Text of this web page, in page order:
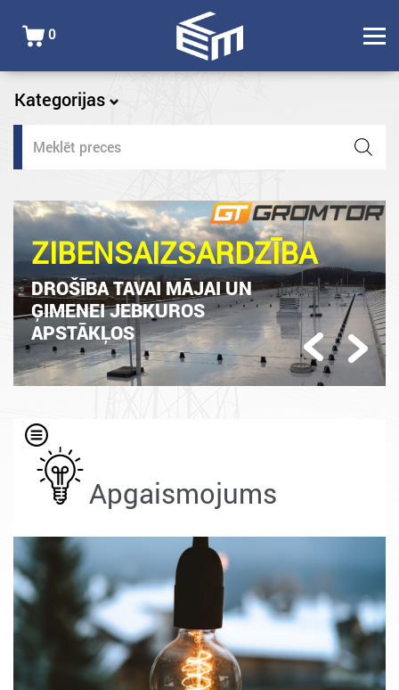
0
Kategorijas
Products
search
ZIBENSAIZSARDZĪBA
DROŠĪBA TAVAI MĀJAI UN
ĢIMENEI JEBKUROS
APSTĀKĻOS
PreviousNext
Apgaismojums